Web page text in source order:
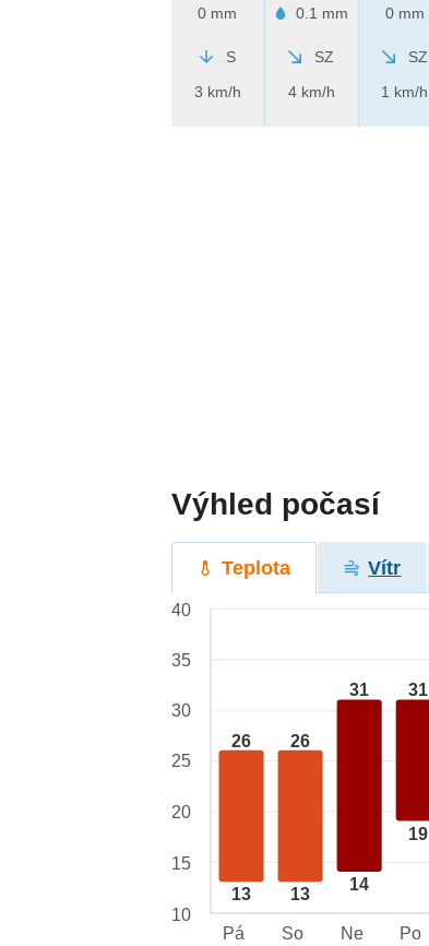
0 mm
S
3 km/h
0.1 mm
SZ
4 km/h
0 mm
SZ
1 km/h
Výhled počasí
Teplota Vítr
26
13
26
13
31
14
31
19
40
35
30
25
20
15
10
Pá
So Ne Po